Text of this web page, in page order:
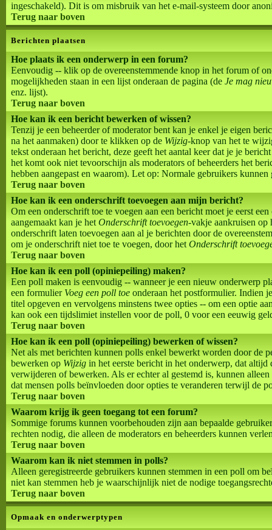
ingeschakeld). Dit is om misbruik van het e-mail-systeem door
Terug naar boven
Berichten plaatsen
Hoe plaats ik een onderwerp in een forum?
Eenvoudig -- klik op de overeenstemmende knop in het forum of
mogelijkheden staan in een lijst onderaan de pagina (de Je mag
enz. lijst).
Terug naar boven
Hoe kan ik een bericht bewerken of wissen?
Tenzij je een beheerder of moderator bent kan je enkel je eigen
na het aanmaken) door te klikken op de Wijzig-knop van het te
tekst onderaan het bericht, deze geeft het aantal keer dat je je
het komt ook niet tevoorschijn als moderators of beheerders het
hebben aangepast en waarom). Let op: Normale gebruikers
Terug naar boven
Hoe kan ik een onderschrift toevoegen aan mijn bericht?
Om een onderschrift toe te voegen aan een bericht moet je eerst
aangemaakt kan je het Onderschrift toevoegen-vakje aankruisen op
onderschrift laten toevoegen aan al je berichten door de
om je onderschrift niet toe te voegen, door het Onderschrift
Terug naar boven
Hoe kan ik een poll (opiniepeiling) maken?
Een poll maken is eenvoudig -- wanneer je een nieuw onderwerp
een formulier Voeg een poll toe onderaan het postformulier. Indien
titel opgeven en vervolgens minstens twee opties -- om een optie
kan ook een tijdslimiet instellen voor de poll, 0 voor een eeuwig
Terug naar boven
Hoe kan ik een poll (opiniepeiling) bewerken of wissen?
Net als met berichten kunnen polls enkel bewerkt worden door de
bewerken op Wijzig in het eerste bericht in het onderwerp, dat
verwijderen of bewerken. Als er echter al gestemd is, kunnen
dat mensen polls beïnvloeden door opties te veranderen terwijl de
Terug naar boven
Waarom krijg ik geen toegang tot een forum?
Sommige forums kunnen voorbehouden zijn aan bepaalde
rechten nodig, die alleen de moderators en beheerders kunnen
Terug naar boven
Waarom kan ik niet stemmen in polls?
Alleen geregistreerde gebruikers kunnen stemmen in een poll om
niet kan stemmen heb je waarschijnlijk niet de nodige
Terug naar boven
Opmaak en onderwerptypen